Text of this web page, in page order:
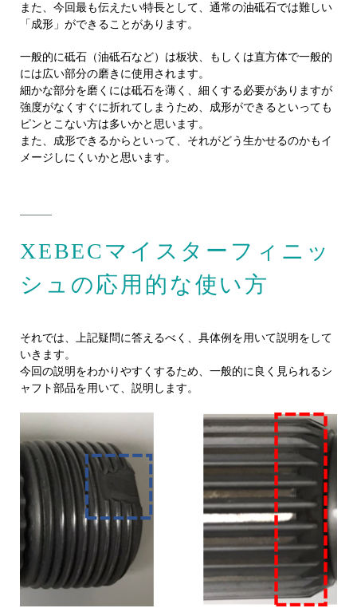
また、今回最も伝えたい特長として、通常の油砥石では難しい
「成形」ができることがあります。
一般的に砥石（油砥石など）は板状、もしくは直方体で一般的
には広い部分の磨きに使用されます。
細かな部分を磨くには砥石を薄く、細くする必要がありますが
強度がなくすぐに折れてしまうため、成形ができるといっても
ピンとこない方は多いかと思います。
また、成形できるからといって、それがどう生かせるのかもイ
メージしにくいかと思います。
XEBECマイスターフィニッ
シュの応用的な使い方
それでは、上記疑問に答えるべく、具体例を用いて説明をして
いきます。
今回の説明をわかりやすくするため、一般的に良く見られるシ
ャフト部品を用いて、説明します。